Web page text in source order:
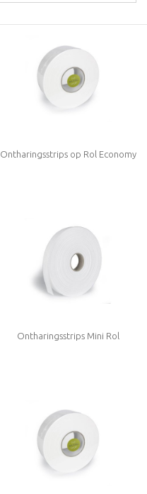
Ontharingsstrips op Rol Economy
Ontharingsstrips Mini Rol